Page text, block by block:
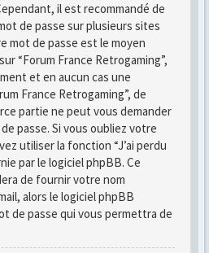
il est recommandé de
de passe sur plusieurs sites
mot de passe est le moyen
“Forum France Retrogaming”,
et en aucun cas une
France Retrogaming”, de
partie ne peut vous demander
passe. Si vous oubliez votre
utiliser la fonction “J’ai perdu
par le logiciel phpBB. Ce
de fournir votre nom
alors le logiciel phpBB
de passe qui vous permettra de